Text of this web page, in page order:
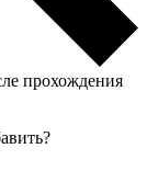
прохождения